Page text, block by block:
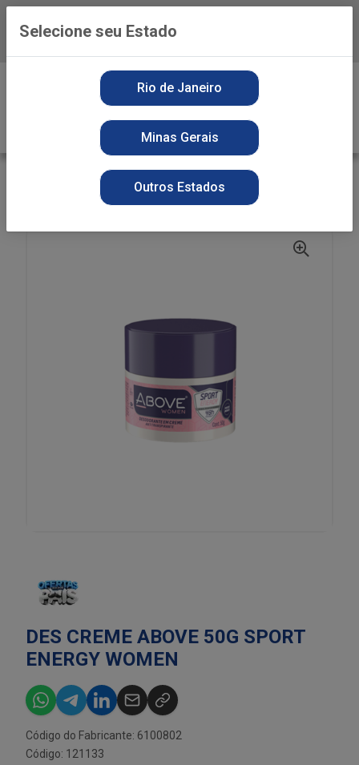
Baixe já o APP da Playvender
PERFUMARIA
DESODORANTE
DES CREME ABOVE 50G SPORT ENERGY WOMEN
DES CREME ABOVE 50G SPORT
ENERGY WOMEN
Código do Fabricante: 6100802
Código: 121133
Selecione seu Estado
Rio de Janeiro
Minas Gerais
Outros Estados